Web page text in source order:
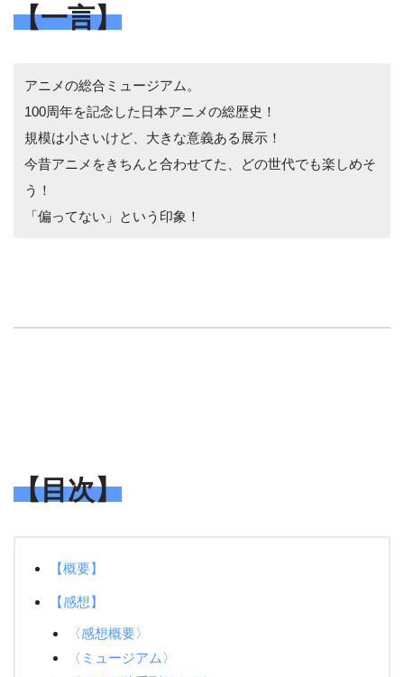
【一言】
アニメの総合ミュージアム。
100周年を記念した日本アニメの総歴史！
規模は小さいけど、大きな意義ある展示！
今昔アニメをきちんと合わせてた、どの世代でも楽しめそ
う！
「偏ってない」という印象！
【目次】
【概要】
【感想】
〈感想概要〉
〈ミュージアム〉